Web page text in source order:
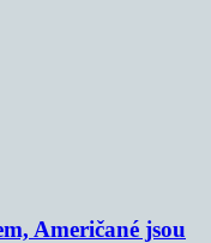
Američané jsou